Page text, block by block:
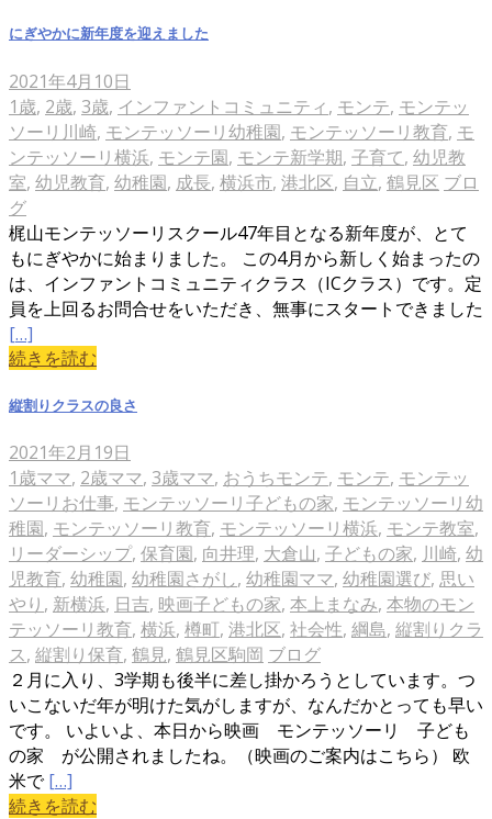
にぎやかに新年度を迎えました
2021年4月10日
1歳, 2歳, 3歳, インファントコミュニティ, モンテ, モンテッ
ソーリ川崎, モンテッソーリ幼稚園, モンテッソーリ教育, モ
ンテッソーリ横浜, モンテ園, モンテ新学期, 子育て, 幼児教
室, 幼児教育, 幼稚園, 成長, 横浜市, 港北区, 自立, 鶴見区 ブロ
グ
梶山モンテッソーリスクール47年目となる新年度が、とて
もにぎやかに始まりました。 この4月から新しく始まったの
は、インファントコミュニティクラス（ICクラス）です。定
員を上回るお問合せをいただき、無事にスタートできました
[…]
続きを読む
縦割りクラスの良さ
2021年2月19日
1歳ママ, 2歳ママ, 3歳ママ, おうちモンテ, モンテ, モンテッ
ソーリお仕事, モンテッソーリ子どもの家, モンテッソーリ幼
稚園, モンテッソーリ教育, モンテッソーリ横浜, モンテ教室,
リーダーシップ, 保育園, 向井理, 大倉山, 子どもの家, 川崎, 幼
児教育, 幼稚園, 幼稚園さがし, 幼稚園ママ, 幼稚園選び, 思い
やり , 新横浜, 日吉, 映画子どもの家, 本上まなみ, 本物のモン
テッソーリ教育, 横浜, 樽町, 港北区, 社会性, 綱島, 縦割りクラ
ス, 縦割り保育, 鶴見, 鶴見区駒岡 ブログ
２月に入り、3学期も後半に差し掛かろうとしています。つ
いこないだ年が明けた気がしますが、なんだかとっても早い
です。 いよいよ、本日から映画 モンテッソーリ 子ども
の家 が公開されましたね。（映画のご案内はこちら） 欧
米で[…]
続きを読む